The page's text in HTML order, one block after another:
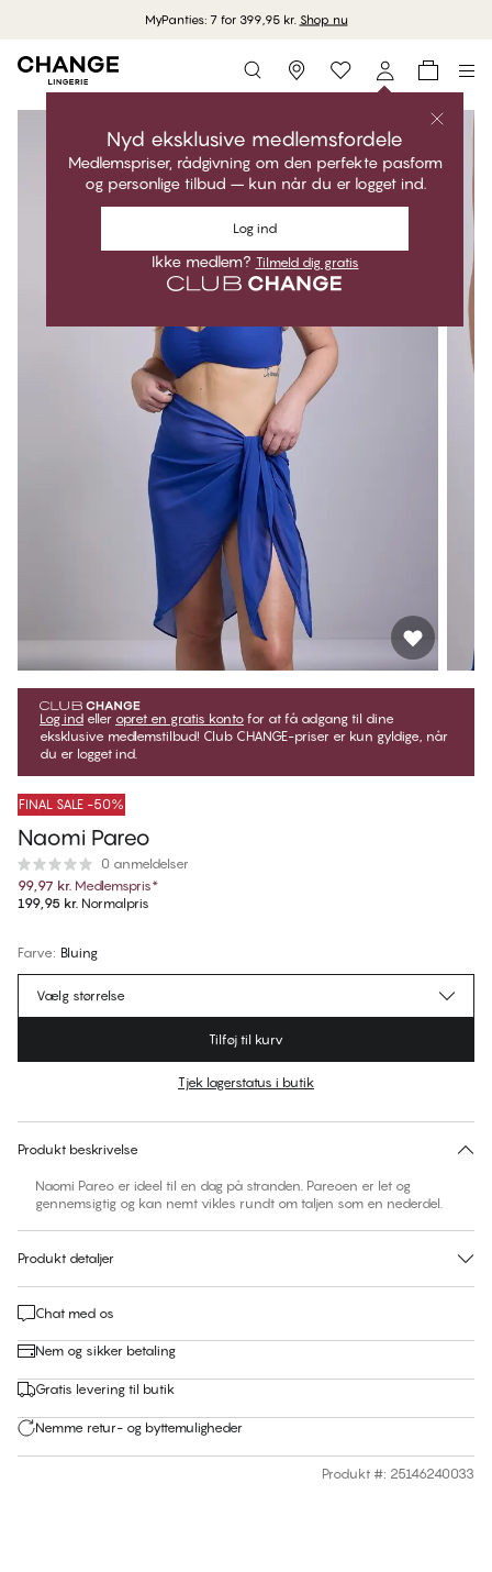
MyPanties: 7 for 399,95 kr. Shop nu
Storefinder
Nyd eksklusive medlemsfordele
Medlemspriser, rådgivning om den perfekte pasform
og personlige tilbud – kun når du er logget ind.
Log ind
Ikke medlem? Tilmeld dig gratis
Log ind eller opret en gratis konto for at få adgang til dine
eksklusive medlemstilbud! Club CHANGE-priser er kun gyldige, når
du er logget ind.
FINAL SALE -50%
Naomi Pareo
0 anmeldelser
99,97 kr. Medlemspris*
199,95 kr. Normalpris
Farve: Bluing
Ingen foreslåede størrelse for dette item
Vælg størrelse
Tilføj til kurv
Tjek lagerstatus i butik
Produkt beskrivelse
Naomi Pareo er ideel til en dag på stranden. Pareoen er let og
gennemsigtig og kan nemt vikles rundt om taljen som en nederdel.
Produkt detaljer
Chat med os
Nem og sikker betaling
Gratis levering til butik
Nemme retur- og byttemuligheder
Produkt #: 25146240033